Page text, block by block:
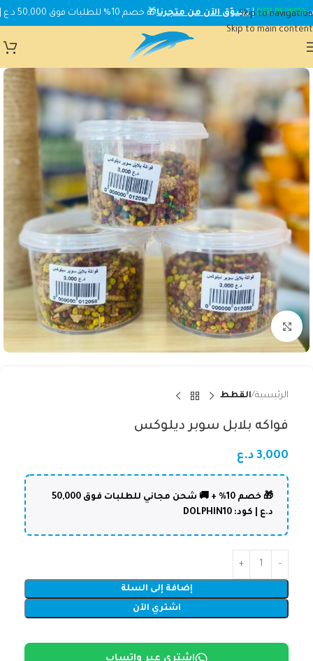
Skip to navigation
Skip to main content
DOLPHIN10
|تسوّق الآن من متجرنا🎁 خصم 10% للطلبات فوق 50,000 د.ع | استخدم الكود:
Click to enlarge
الرئيسية القطط
فواكه بلابل سوبر ديلوكس
3,000 د.ع
🎁 خصم 10% + 🚚 شحن مجاني للطلبات فوق 50,000
د.ع | كود: DOLPHIN10
إضافة إلى السلة
اشتري الآن
إشتري عبر واتساب